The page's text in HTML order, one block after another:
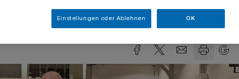
3 Minuten LesezeitEinstellungen oder Ablehnen OK